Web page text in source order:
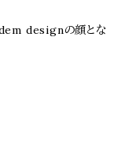
designの顔とな